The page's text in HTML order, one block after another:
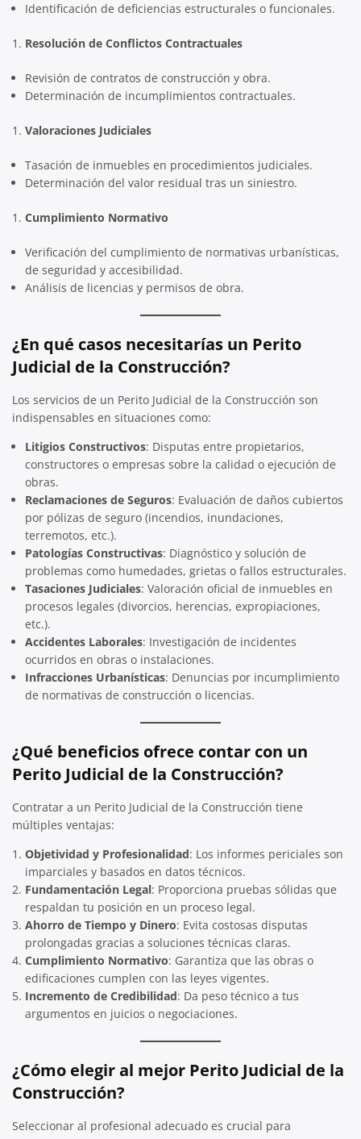
Identificación de deficiencias estructurales o funcionales.
Resolución de Conflictos Contractuales
Revisión de contratos de construcción y obra.
Determinación de incumplimientos contractuales.
Valoraciones Judiciales
Tasación de inmuebles en procedimientos judiciales.
Determinación del valor residual tras un siniestro.
Cumplimiento Normativo
Verificación del cumplimiento de normativas urbanísticas,
de seguridad y accesibilidad.
Análisis de licencias y permisos de obra.
¿En qué casos necesitarías un Perito
Judicial de la Construcción?
Los servicios de un Perito Judicial de la Construcción son
indispensables en situaciones como:
Litigios Constructivos: Disputas entre propietarios,
constructores o empresas sobre la calidad o ejecución de
obras.
Reclamaciones de Seguros: Evaluación de daños cubiertos
por pólizas de seguro (incendios, inundaciones,
terremotos, etc.).
Patologías Constructivas: Diagnóstico y solución de
problemas como humedades, grietas o fallos estructurales.
Tasaciones Judiciales: Valoración oficial de inmuebles en
procesos legales (divorcios, herencias, expropiaciones,
etc.).
Accidentes Laborales: Investigación de incidentes
ocurridos en obras o instalaciones.
Infracciones Urbanísticas: Denuncias por incumplimiento
de normativas de construcción o licencias.
¿Qué beneficios ofrece contar con un
Perito Judicial de la Construcción?
Contratar a un Perito Judicial de la Construcción tiene
múltiples ventajas:
Objetividad y Profesionalidad: Los informes periciales son
imparciales y basados en datos técnicos.
Fundamentación Legal: Proporciona pruebas sólidas que
respaldan tu posición en un proceso legal.
Ahorro de Tiempo y Dinero: Evita costosas disputas
prolongadas gracias a soluciones técnicas claras.
Cumplimiento Normativo: Garantiza que las obras o
edificaciones cumplen con las leyes vigentes.
Incremento de Credibilidad: Da peso técnico a tus
argumentos en juicios o negociaciones.
¿Cómo elegir al mejor Perito Judicial de la
Construcción?
Seleccionar al profesional adecuado es crucial para